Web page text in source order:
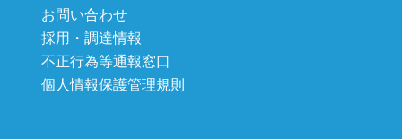
お問い合わせ
採用・調達情報
不正行為等通報窓口
個人情報保護管理規則